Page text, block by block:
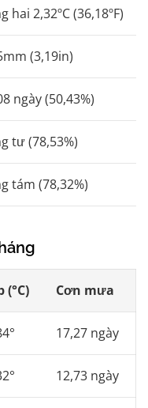
hai 2,32ºC (36,18ºF)
(3,19in)
ngày (50,43%)
tư (78,53%)
tám (78,32%)
(°C) Cơn mưa
17,27 ngày
12,73 ngày